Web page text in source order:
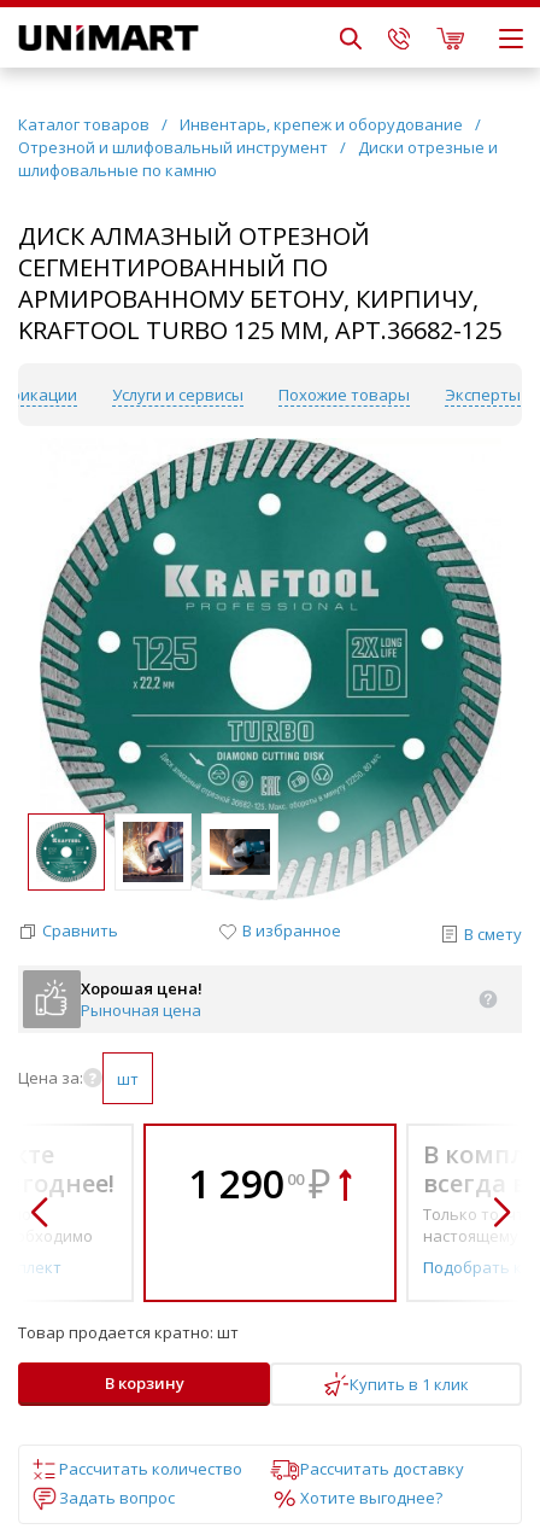
Каталог товаров / Инвентарь, крепеж и оборудование
/
Отрезной и шлифовальный инструмент / Диски отрезные и
шлифовальные по камню
ДИСК АЛМАЗНЫЙ ОТРЕЗНОЙ
СЕГМЕНТИРОВАННЫЙ ПО
АРМИРОВАННОМУ БЕТОНУ, КИРПИЧУ,
KRAFTOOL TURBO 125 ММ, АРТ.36682-125
Услуги и сервисы Похожие товары Эксперты
Сравнить В избранное В смету
Хорошая цена!
Рыночная цена
Цена за: шт
по-
1 290 00 ₽
В
всегда
Только то, что
настоящему
Подобрать
Товар продается кратно: шт
В корзину Купить в 1 клик
Рассчитать количество
Рассчитать доставку
Задать вопрос
Хотите выгоднее?